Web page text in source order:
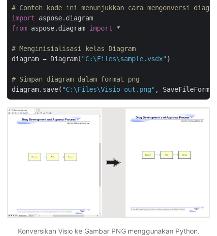
# Contoh kode ini menunjukkan cara mengonversi
import
from aspose.diagram import *
# Menginisialisasi kelas Diagram
diagram = Diagram( "C:\Files\sample.vsdx" )
# Simpan diagram dalam format png
diagram.save( "C:\Files\Visio_out.png"
Konversikan Visio ke Gambar PNG menggunakan Python.